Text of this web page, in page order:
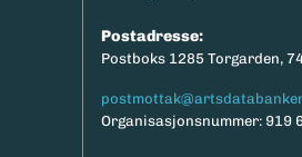
Postadresse:
Postboks 1285 Torgarden,
Organisasjonsnummer: 919